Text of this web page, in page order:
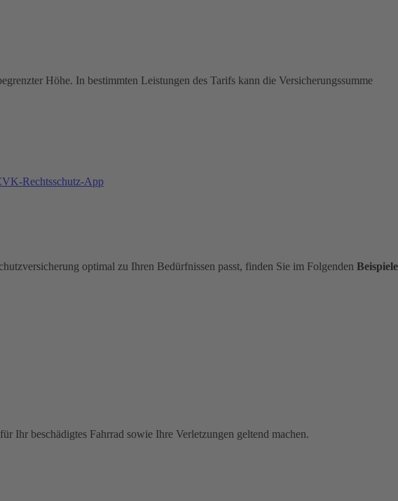
Höhe. In bestimmten Leistungen des Tarifs kann die Versicherungssumme
Rechtsschutz-App
optimal zu Ihren Bedürfnissen passt, finden Sie im Folgenden Beispiele
Ihr beschädigtes Fahrrad sowie Ihre Verletzungen geltend machen.